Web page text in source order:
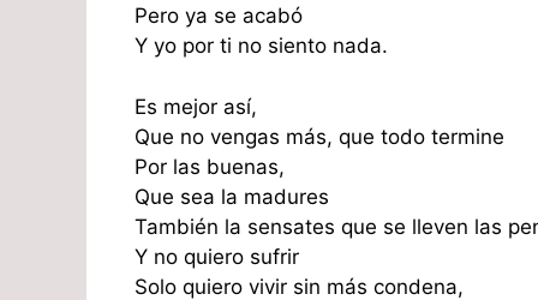
Pero ya se acabó
Y yo por ti no siento nada.
Es mejor así,
Que no vengas más, que todo termine
Por las buenas,
Que sea la madures
También la sensates que se lleven las
Y no quiero sufrir
Solo quiero vivir sin más condena,